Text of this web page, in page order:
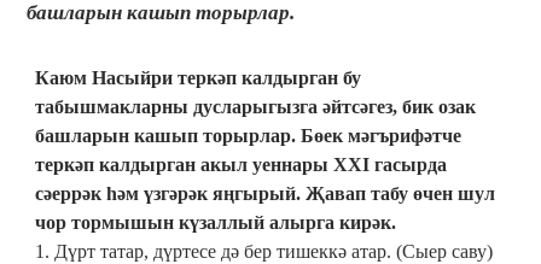
башларын кашып торырлар.
Каюм Насыйри теркәп калдырган бу
табышмакларны дусларыгызга әйтсәгез, бик озак
башларын кашып торырлар. Бөек мәгърифәтче
теркәп калдырган акыл уеннары XXI гасырда
сәеррәк һәм үзгәрәк яңгырый. Җавап табу өчен шул
чор тормышын күзаллый алырга кирәк.
1. Дүрт татар, дүртесе дә бер тишеккә атар. (Сыер саву)